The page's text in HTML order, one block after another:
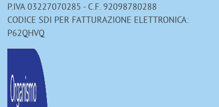
P.IVA 03227070285 - C.F. 92098780288
CODICE SDI PER FATTURAZIONE ELETTRONICA:
P62QHVQ